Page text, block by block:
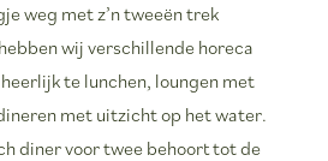
weg met z’n tweeën trek
wij verschillende horeca
te lunchen, loungen met
met uitzicht op het water.
diner voor twee behoort tot de